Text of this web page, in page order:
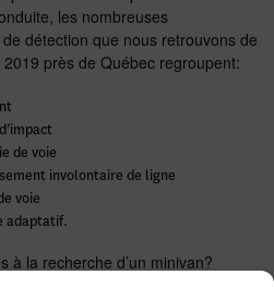
les nombreuses
détection que nous retrouvons de
près de Québec regroupent:
de voie
involontaire de ligne
voie
adaptatif.
à la recherche d’un minivan?